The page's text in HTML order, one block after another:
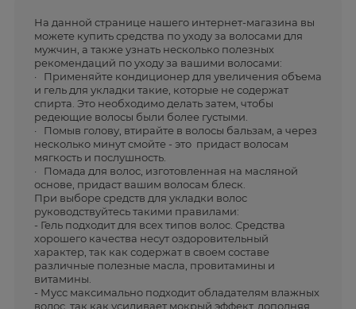
На данной странице нашего интернет-магазина вы
можете купить средства по уходу за волосами для
мужчин, а также узнать несколько полезных
рекомендаций по уходу за вашими волосами:
· Применяйте кондиционер для увеличения объема
и гель для укладки такие, которые не содержат
спирта. Это необходимо делать затем, чтобы
редеющие волосы были более густыми.
· Помыв голову, втирайте в волосы бальзам, а через
несколько минут смойте - это придаст волосам
мягкость и послушность.
· Помада для волос, изготовленная на масляной
основе, придаст вашим волосам блеск.
При выборе средств для укладки волос
руководствуйтесь такими правилами:
- Гель подходит для всех типов волос. Средства
хорошего качества несут оздоровительный
характер, так как содержат в своем составе
различные полезные масла, провитамины и
витамины.
- Мусс максимально подходит обладателям влажных
волос, так как усиливает мокрый эффект, дополняя